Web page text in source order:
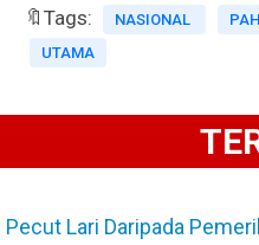
🔖Tags: NASIONAL
UTAMA
Pecut Lari Daripada